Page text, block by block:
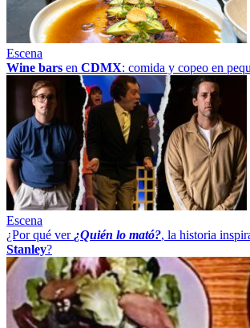
Escena
Wine bars en CDMX: comida y copeo en
Escena
¿Por qué ver ¿Quién lo mató?, la historia
Stanley?